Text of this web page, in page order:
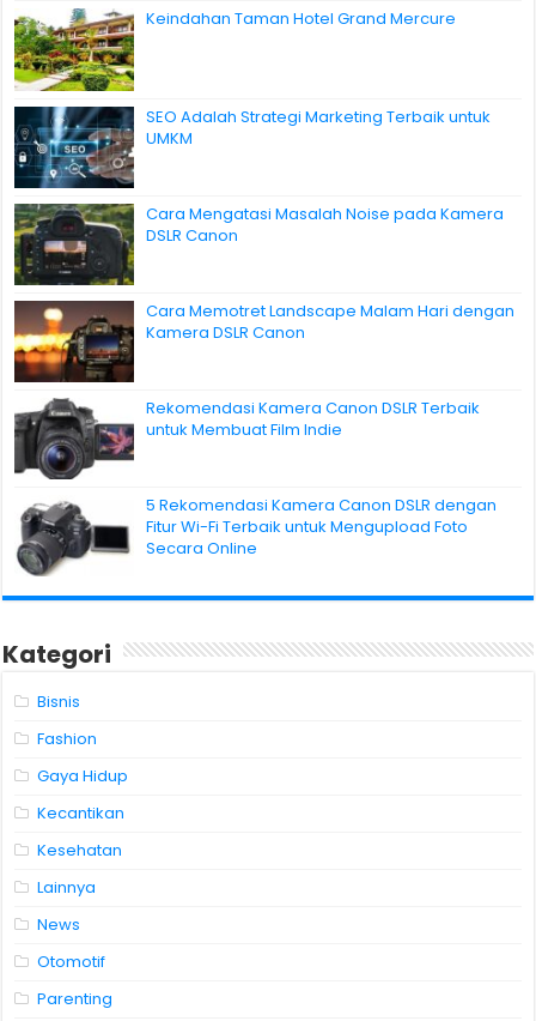
Keindahan Taman Hotel Grand Mercure
SEO Adalah Strategi Marketing Terbaik untuk
UMKM
Cara Mengatasi Masalah Noise pada Kamera
DSLR Canon
Cara Memotret Landscape Malam Hari dengan
Kamera DSLR Canon
Rekomendasi Kamera Canon DSLR Terbaik
untuk Membuat Film Indie
5 Rekomendasi Kamera Canon DSLR dengan
Fitur Wi-Fi Terbaik untuk Mengupload Foto
Secara Online
Kategori
Bisnis
Fashion
Gaya Hidup
Kecantikan
Kesehatan
Lainnya
News
Otomotif
Parenting